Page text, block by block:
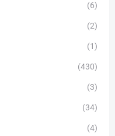
(6)
(2)
(1)
(430)
(3)
(34)
(4)